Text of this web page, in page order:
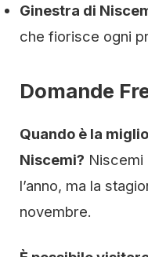
Ginestra di
che fiorisce ogni
Domande
Quando è la
Niscemi? Niscemi
l’anno, ma la
novembre.